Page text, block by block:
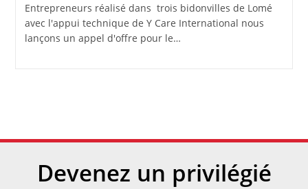
Entrepreneurs réalisé dans trois bidonvilles de Lomé
avec l'appui technique de Y Care International nous
lançons un appel d'offre pour le…
Devenez un privilégié